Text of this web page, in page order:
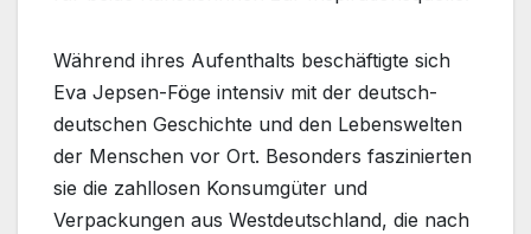
Während ihres Aufenthalts beschäftigte sich
Eva Jepsen-Föge intensiv mit der deutsch-
deutschen Geschichte und den Lebenswelten
der Menschen vor Ort. Besonders faszinierten
sie die zahllosen Konsumgüter und
Verpackungen aus Westdeutschland, die nach